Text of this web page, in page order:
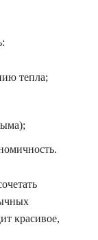
тепла;
красивое,